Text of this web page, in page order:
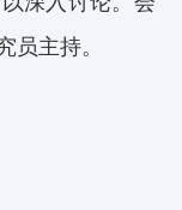
员主持。